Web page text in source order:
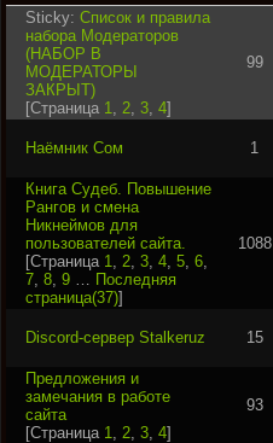
Sticky: Список и правила
набора Модераторов
(НАБОР В
МОДЕРАТОРЫ
ЗАКРЫТ)
[Страница 1 2 3 4]
99
Наёмник Сом 1
Книга Судеб. Повышение
Рангов и смена
Никнеймов для
пользователей сайта.
[Страница 1 2 3 4 5 6
7 8 9
Последняя
страница(37)]
1088
Discord-сервер Stalkeruz 15
Предложения и
замечания в работе
сайта
[Страница 1 2 3 4]
93